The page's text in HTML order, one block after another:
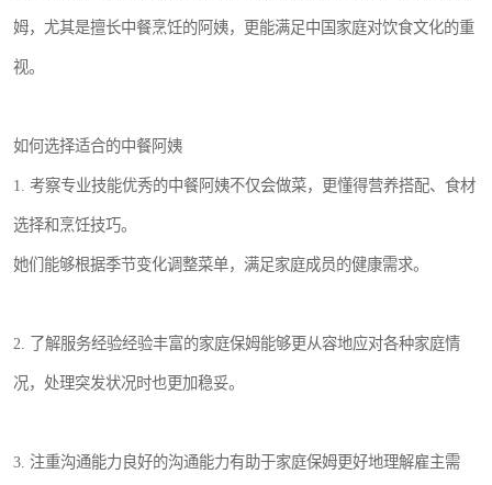
姆，尤其是擅长中餐烹饪的阿姨，更能满足中国家庭对饮食文化的重
视。
如何选择适合的中餐阿姨
1. 考察专业技能优秀的中餐阿姨不仅会做菜，更懂得营养搭配、食材
选择和烹饪技巧。
她们能够根据季节变化调整菜单，满足家庭成员的健康需求。
2. 了解服务经验经验丰富的家庭保姆能够更从容地应对各种家庭情
况，处理突发状况时也更加稳妥。
3. 注重沟通能力良好的沟通能力有助于家庭保姆更好地理解雇主需